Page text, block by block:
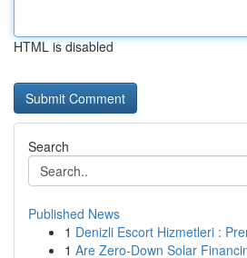
HTML is disabled
Search
Published News
1 Denizli Escort Hizmetleri :
1 Are Zero-Down Solar